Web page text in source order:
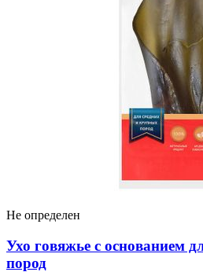
Не определен
Ухо говяжье с основанием
пород